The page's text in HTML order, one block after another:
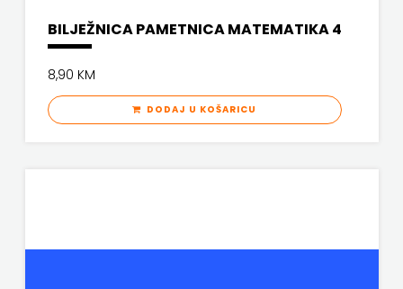
BILJEŽNICA PAMETNICA MATEMATIKA 4
8,90 KM
DODAJ U KOŠARICU